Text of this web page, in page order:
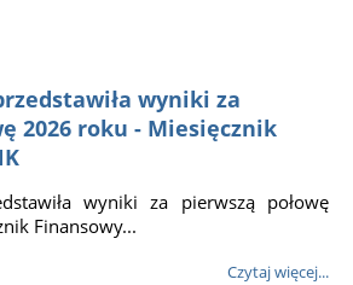
wyniki za
2026 roku - Miesięcznik
wyniki za pierwszą połowę
Finansowy...
Czytaj więcej...